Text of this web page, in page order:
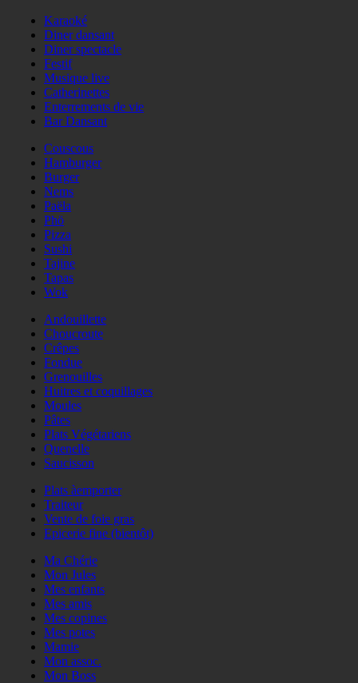
Karaoké
Diner dansant
Diner spectacle
Festif
Musique live
Catherinettes
Enterrements de vie
Bar Dansant
Couscous
Hamburger
Burger
Nems
Paëla
Phö
Pizza
Sushi
Tajine
Tapas
Wok
Andouillette
Choucroute
Crêpes
Fondue
Grenouilles
Huitres et coquillages
Moules
Pâtes
Plats Végétariens
Quenelle
Saucisson
Plats àemporter
Traiteur
Vente de foie gras
Epicerie fine (bientôt)
Ma Chérie
Mon Jules
Mes enfants
Mes amis
Mes copines
Mes potes
Mamie
Mon assoc.
Mon Boss